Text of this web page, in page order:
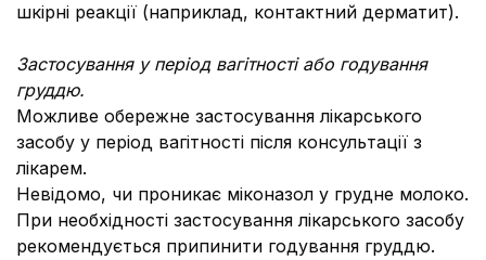
шкірні реакції (наприклад, контактний дерматит).
Застосування у період вагітності або годування
груддю.
Можливе обережне застосування лікарського
засобу у період вагітності після консультації з
лікарем.
Невідомо, чи проникає міконазол у грудне молоко.
При необхідності застосування лікарського засобу
рекомендується припинити годування груддю.